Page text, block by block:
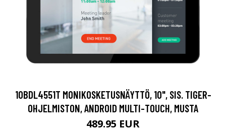
10BDL4551T MONIKOSKETUSNÄYTTÖ, 10", SIS. TIGER-
OHJELMISTON, ANDROID MULTI-TOUCH, MUSTA
489.95 EUR